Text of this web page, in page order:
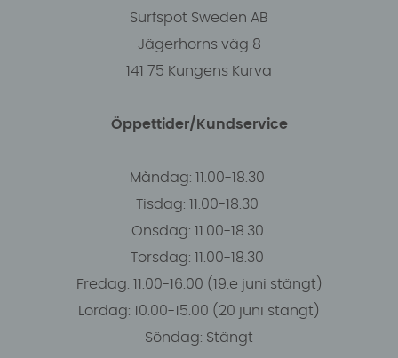
Surfspot Sweden AB
Jägerhorns väg 8
141 75 Kungens Kurva
Öppettider/Kundservice
Måndag: 11.00-18.30
Tisdag: 11.00-18.30
Onsdag: 11.00-18.30
Torsdag: 11.00-18.30
Fredag: 11.00-16:00 (19:e juni stängt)
Lördag: 10.00-15.00 (20 juni stängt)
Söndag: Stängt